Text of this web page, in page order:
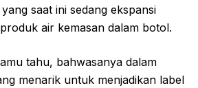
saat ini sedang ekspansi
air kemasan dalam botol.
tahu, bahwasanya dalam
menarik untuk menjadikan label